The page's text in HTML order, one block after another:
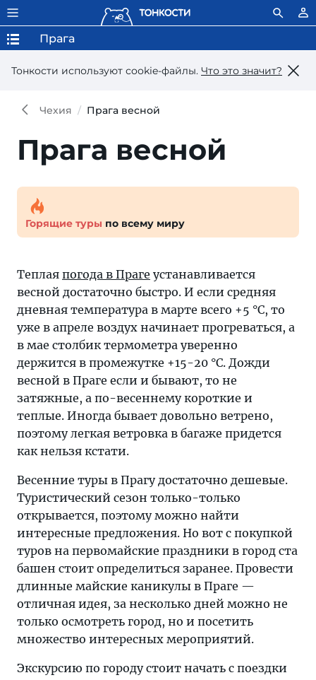
Тонкости используют сookie-файлы. Что это значит?
Прага
Чехия Прага весной
Прага весной
Горящие туры по всему миру
Теплая погода в Праге устанавливается
весной достаточно быстро. И если средняя
дневная температура в марте всего +5 °C, то
уже в апреле воздух начинает прогреваться, а
в мае столбик термометра уверенно
держится в промежутке +15-20 °C. Дожди
весной в Праге если и бывают, то не
затяжные, а по-весеннему короткие и
теплые. Иногда бывает довольно ветрено,
поэтому легкая ветровка в багаже придется
как нельзя кстати.
Весенние туры в Прагу достаточно дешевые.
Туристический сезон только-только
открывается, поэтому можно найти
интересные предложения. Но вот с покупкой
туров на первомайские праздники в город ста
башен стоит определиться заранее. Провести
длинные майские каникулы в Праге —
отличная идея, за несколько дней можно не
только осмотреть город, но и посетить
множество интересных мероприятий.
Экскурсию по городу стоит начать с поездки